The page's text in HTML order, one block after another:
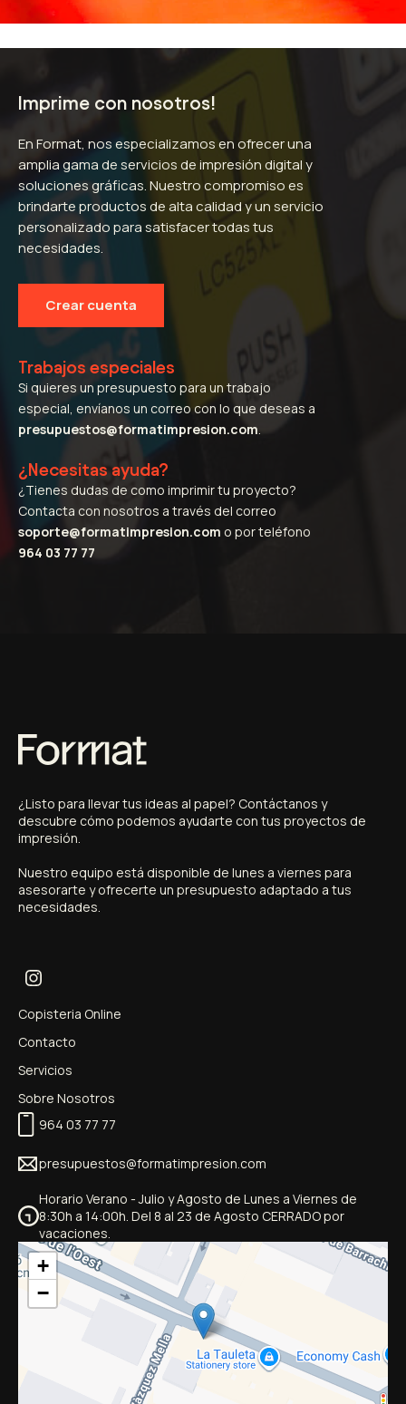
Imprime con nosotros!
En Format, nos especializamos en ofrecer una
amplia gama de servicios de impresión digital y
soluciones gráficas. Nuestro compromiso es
brindarte productos de alta calidad y un servicio
personalizado para satisfacer todas tus
necesidades.
Crear cuenta
Trabajos especiales
Si quieres un presupuesto para un trabajo
especial, envíanos un correo con lo que deseas a
presupuestos@formatimpresion.com.
¿Necesitas ayuda?
¿Tienes dudas de como imprimir tu proyecto?
Contacta con nosotros a través del correo
soporte@formatimpresion.com o por teléfono
964 03 77 77
¿Listo para llevartus ideas al papel? Contáctanos y
descubre cómo podemos ayudarte con tus proyectos de
impresión.
Nuestro equipo está disponible de lunes a viernes para
asesorarte yofrecerte un presupuesto adaptado a tus
necesidades.
Copisteria Online
Contacto
Servicios
Sobre Nosotros
964 03 77 77
presupuestos@formatimpresion.com
Horario Verano - Julio y Agosto de Lunes a Viernes de
8:30h a 14:00h. Del 8 al 23 de Agosto CERRADO por
vacaciones.
+
−